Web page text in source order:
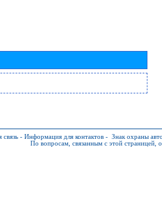
связь - Информация для контактов - Знак охраны
По вопросам, связанным с этой страницей,